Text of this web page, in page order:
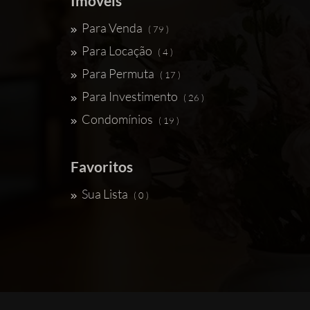
Para Venda ( 79 )
Para Locação ( 4 )
Para Permuta ( 17 )
Para Investimento ( 26 )
Condomínios ( 19 )
Favoritos
Sua Lista ( 0 )